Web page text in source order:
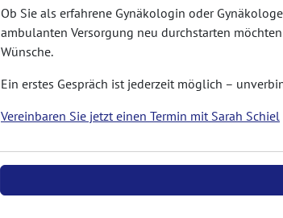
Ob Sie als erfahrene Gynäkologin oder
ambulanten Versorgung neu durchstarten
Wünsche.
Ein erstes Gespräch ist jederzeit möglich –
Vereinbaren Sie jetzt einen Termin mit Sarah Schiel